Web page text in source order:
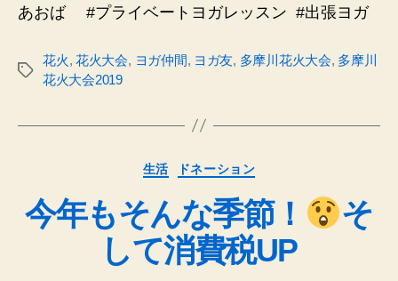
あおば #プライベートヨガレッスン #出張ヨガ
タ
花火, 花火大会, ヨガ仲間, ヨガ友, 多摩川花火大会, 多摩川
花火大会2019
カ
ゴ
リ
ー
生活 ドネーション
今年もそんな季節！
そ
して消費税UP